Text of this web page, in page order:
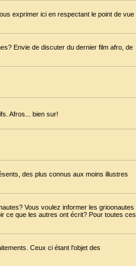
exprimer ici en respectant le point de vue
Envie de discuter du dernier film afro, de
Afros... bien sur!
des plus connus aux moins illustres
Vous voulez informer les grioonautes
ce que les autres ont écrit? Pour toutes ces
Ceux ci étant l'objet des